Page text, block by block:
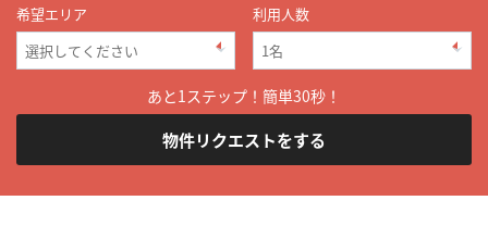
希望エリア
利用人数
あと1ステップ！簡単30秒！
物件リクエストをする